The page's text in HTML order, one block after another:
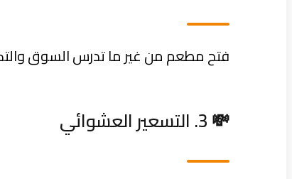
فتح مطعم من غير ما تدرس السوق
💸 3. التسعير العشوائي